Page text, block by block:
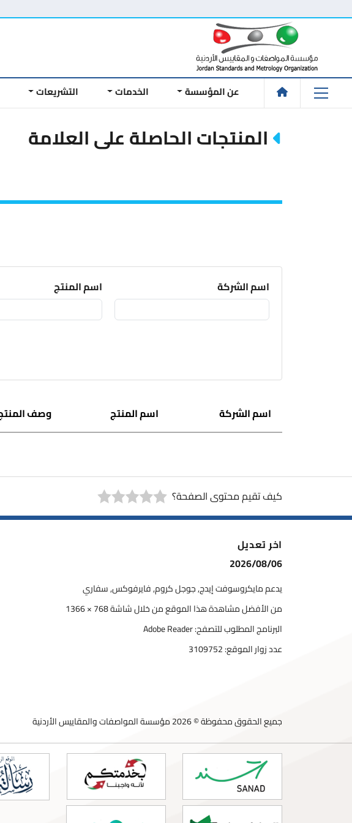
عن المؤسسة الخدمات التشريعات
المنتجات الحاصلة على العلامة
اسم الشركة اسم المنتج
اسم الشركة اسم المنتج وصف
كيف تقيم محتوى الصفحة؟
اخر تعديل
2026/08/06
يدعم مايكروسوفت إيدج, جوجل كروم, فايرفوكس, سفاري
من الأفضل مشاهدة هذا الموقع من خلال شاشة 768 × 1366
البرنامج المطلوب للتصفح: Adobe Reader
عدد زوار الموقع:3109752
جميع الحقوق محفوظة © 2026 مؤسسة المواصفات والمقاييس الأردنية